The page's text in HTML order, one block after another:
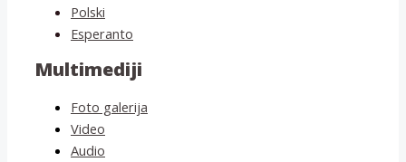
Polski
Esperanto
Multimediji
Foto galerija
Video
Audio